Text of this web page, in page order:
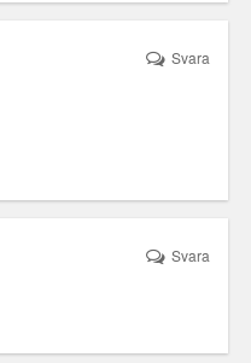
Svara
Svara